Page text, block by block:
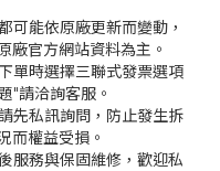
可能依原廠更新而變動，
廠官方網站資料為主。
單時選擇三聯式發票選項
"請洽詢客服。
先私訊詢問，防止發生拆
而權益受損。
服務與保固維修，歡迎私